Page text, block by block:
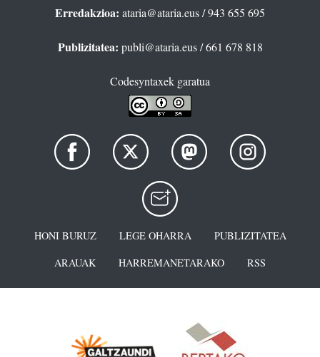
Erredakzioa: ataria@ataria.eus/ 943 655 695
Publizitatea: publi@ataria.eus/ 661 678 818
Codesyntaxek garatua
HONI BURUZ LEGE OHARRA
PUBLIZITATEA
ARAUAK
HARREMANETARAKO RSS